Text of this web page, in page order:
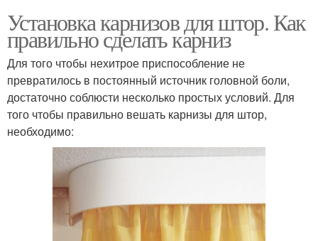
Установка карнизов для штор. Как
правильно сделать карниз
Для того чтобы нехитрое приспособление не
превратилось в постоянный источник головной боли,
достаточно соблюсти несколько простых условий. Для
того чтобы правильно вешать карнизы для штор,
необходимо: